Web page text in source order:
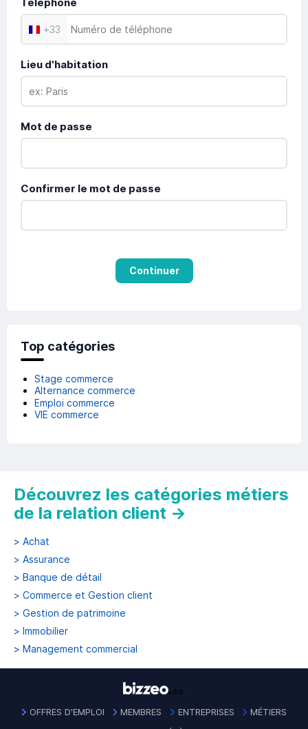
+33
Lieu d'habitation
Mot de passe
Confirmer le mot de passe
Continuer
Top catégories
Stage commerce
Alternance commerce
Emploi commerce
VIE commerce
Découvrez les catégories métiers
de la relation client →
> Achat
> Assurance
> Banque de détail
> Commerce et Gestion client
> Gestion de patrimoine
> Immobilier
> Management commercial
OFFRES D'EMPLOI MEMBRES ENTREPRISES
MÉTIERS